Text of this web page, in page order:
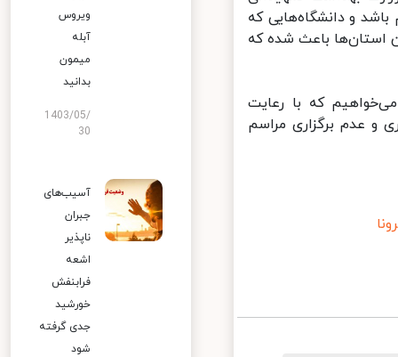
و دانشگاه‌هایی که
استان‌ها باعث شده که
که با رعایت
عدم برگزاری مراسم
ویروس
آبله
میمون
بدانید
1403/05/
30
آسیب‌های
جبران
ناپذیر
اشعه
فرابنفش
خورشید
جدی گرفته
شود